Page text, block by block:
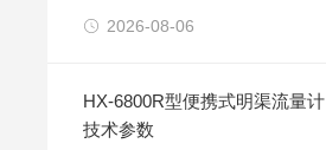
2026-08-06
HX-6800R型便携式明渠流量计
技术参数